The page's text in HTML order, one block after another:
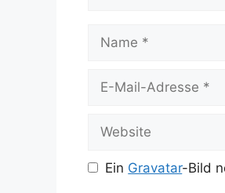
Name
Website
Ein Gravatar-Bild